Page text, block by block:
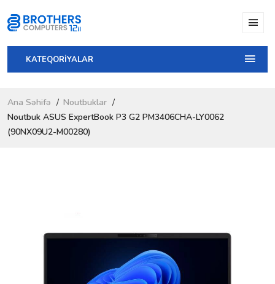
KATEQORİYALAR
Ana Səhifə
Noutbuklar
Noutbuk ASUS ExpertBook P3 G2 PM3406CHA-LY0062
(90NX09U2-M00280)